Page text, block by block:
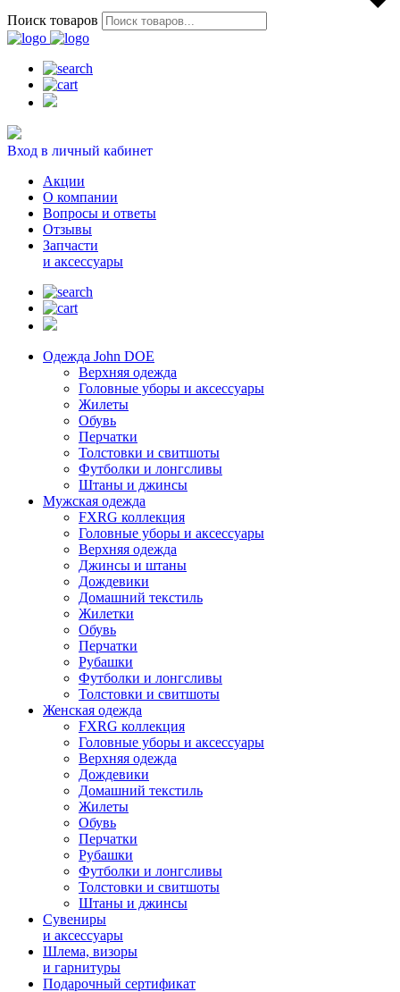
Поиск товаров
Вход в личный кабинет
Акции
О компании
Вопросы и ответы
Отзывы
Запчасти
и аксессуары
Одежда John DOE
Верхняя одежда
Головные уборы и аксессуары
Жилеты
Обувь
Перчатки
Толстовки и свитшоты
Футболки и лонгсливы
Штаны и джинсы
Мужская одежда
FXRG коллекция
Головные уборы и аксессуары
Верхняя одежда
Джинсы и штаны
Дождевики
Домашний текстиль
Жилетки
Обувь
Перчатки
Рубашки
Футболки и лонгсливы
Толстовки и свитшоты
Женская одежда
FXRG коллекция
Головные уборы и аксессуары
Верхняя одежда
Дождевики
Домашний текстиль
Жилеты
Обувь
Перчатки
Рубашки
Футболки и лонгсливы
Толстовки и свитшоты
Штаны и джинсы
Сувениры
и аксессуары
Шлема, визоры
и гарнитуры
Подарочный сертификат